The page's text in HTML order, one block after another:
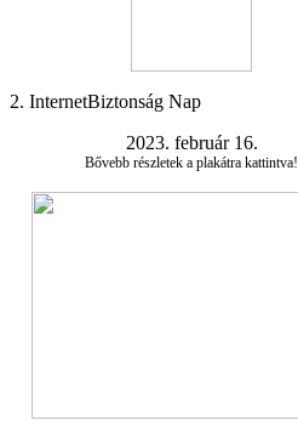
2. InternetBiztonság Nap
2023. február 16.
Bővebb részletek a plakátra kattintva!